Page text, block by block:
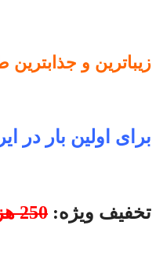
زیباترین و جذابترین
برای اولین بار در
تخفیف ویژه: 250 هزار تومان